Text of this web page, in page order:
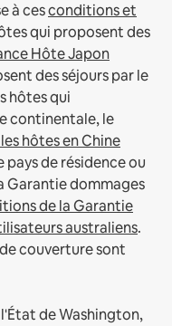
à cesconditions et
qui proposent des
Hôte Japon
des séjours par le
hôtes qui
continentale, le
hôtes en Chine
pays de résidence ou
Garantie dommages
de la Garantie
australiens.
couverture sont
de Washington,